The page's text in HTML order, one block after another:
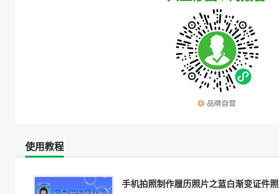
使用教程
手机拍照制作履历照片之蓝白渐变证件照